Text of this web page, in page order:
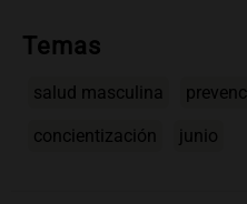
Temas
salud masculina
concientización junio